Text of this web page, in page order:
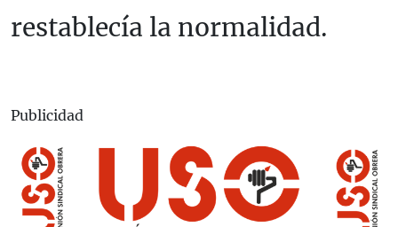
restablecía la normalidad.
Publicidad